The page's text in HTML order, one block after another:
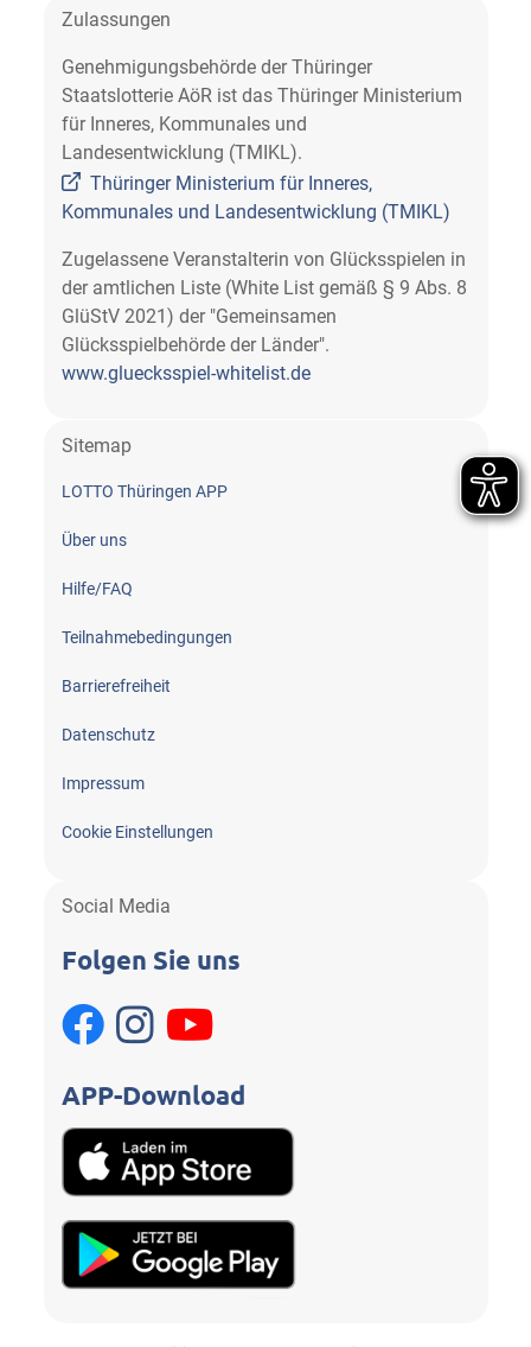
Zulassungen
Genehmigungsbehörde der Thüringer
Staatslotterie AöR ist das Thüringer Ministerium
für Inneres, Kommunales und
Landesentwicklung (TMIKL).
Thüringer Ministerium für Inneres,
Kommunales und Landesentwicklung (TMIKL)
Zugelassene Veranstalterin von Glücksspielen in
der amtlichen Liste (White List gemäß § 9 Abs. 8
GlüStV 2021) der "Gemeinsamen
Glücksspielbehörde der Länder".
www.gluecksspiel-whitelist.de
Sitemap
LOTTO Thüringen APP
Über uns
Hilfe/FAQ
Teilnahme­bedingungen
Barrierefreiheit
Datenschutz
Impressum
Cookie Einstellungen
Social Media
Folgen Sie uns
APP-Download